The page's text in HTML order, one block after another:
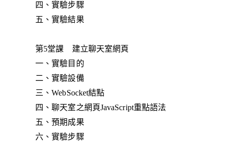
四、實驗步驟
五、實驗結果
第5堂課 建立聊天室網頁
一、實驗目的
二、實驗設備
三、WebSocket結點
四、聊天室之網頁JavaScript重點語法
五、預期成果
六、實驗步驟